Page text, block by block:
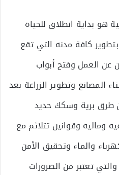
هو بداية انطلاق للحياة
كافة مدنه التي تقع
عن العمل وفتح أبواب
المصانع وتطوير الزراعة بعد
طرق برية وسكك حديد
ومالية وقوانين تتلائم مع
والماء وتحقيق الأمن
تعتبر من الضرورات